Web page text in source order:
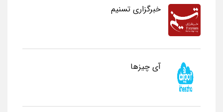
خبرگزاری تسنیم
آی چیزها